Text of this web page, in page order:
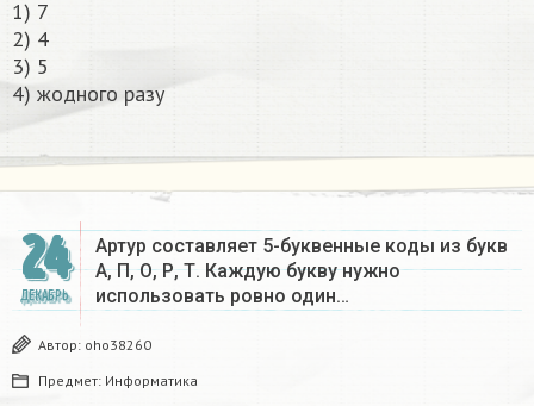
1) 7
2) 4
3) 5
4) жодного разу​
24
ДЕКАБРЬ
Артур составляет 5-буквенные коды из букв
А, П, О, Р, Т. Каждую букву нужно
использовать ровно один…
Автор: oho38260
Предмет: Информатика